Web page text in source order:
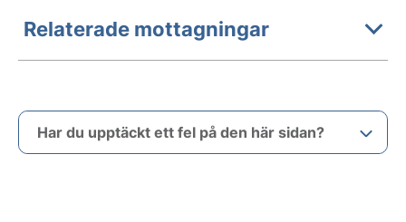
Relaterade mottagningar
Har du upptäckt ett fel på den här sidan?